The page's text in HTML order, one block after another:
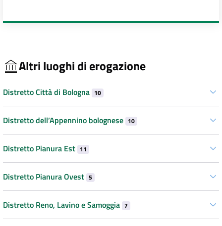
Altri luoghi di erogazione
Distretto Città di Bologna 10
Distretto dell’Appennino bolognese 10
Distretto Pianura Est 11
Distretto Pianura Ovest 5
Distretto Reno, Lavino e Samoggia 7